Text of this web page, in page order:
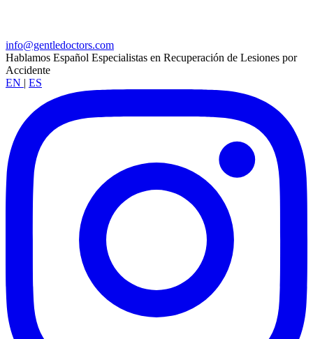
info@gentledoctors.com
Hablamos Español Especialistas en Recuperación de Lesiones por
Accidente
EN | ES